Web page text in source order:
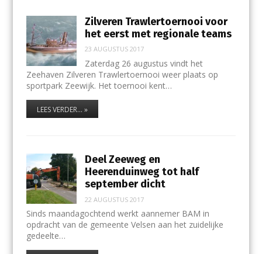
Zilveren Trawlertoernooi voor
het eerst met regionale teams
23 AUGUSTUS 2017
Zaterdag 26 augustus vindt het
Zeehaven Zilveren Trawlertoernooi weer plaats op
sportpark Zeewijk. Het toernooi kent…
LEES VERDER... »
Deel Zeeweg en
Heerenduinweg tot half
september dicht
22 AUGUSTUS 2017
Sinds maandagochtend werkt aannemer BAM in
opdracht van de gemeente Velsen aan het zuidelijke
gedeelte…